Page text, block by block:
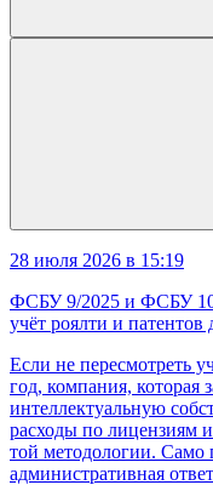
28 июля 2026 в 15:19
ФСБУ 9/2025 и ФСБУ 10/
учёт роялти и патентов
Если не пересмотреть
год, компания, которая
интеллектуальную
расходы по лицензиям
той методологии. Само
административная